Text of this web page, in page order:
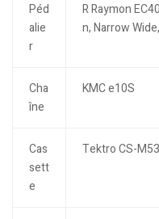
Péd
alie
r
R Raymon
n, Narrow
Cha
îne
KMC e10S
Cas
sett
e
Tektro CS-